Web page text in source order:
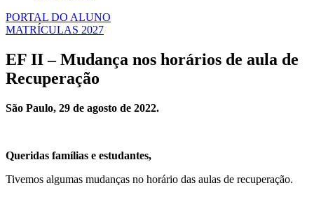
PORTAL DO ALUNO
MATRÍCULAS 2027
EF II – Mudança nos horários de aula de
Recuperação
São Paulo, 29 de agosto de 2022.
Queridas famílias e estudantes,
Tivemos algumas mudanças no horário das aulas de recuperação.